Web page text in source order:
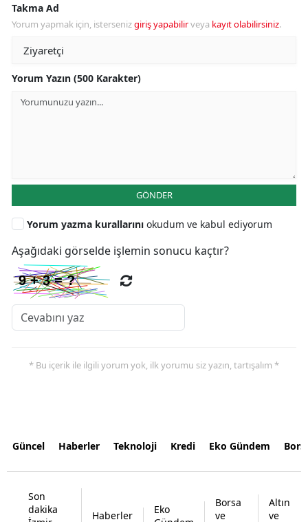
Takma Ad
Yorum yapmak için, istersenizgiriş yapabilirveya kayıt olabilirsiniz.
Yorum Yazın (500 Karakter)
GÖNDER
Yorum yazma kurallarını okudum ve kabul ediyorum
Aşağıdaki görselde işlemin sonucu kaçtır?
* Bu içerik ile ilgili yorum yok, ilk yorumu siz yazın, tartışalım *
Güncel Haberler Teknoloji Kredi Eko Gündem
Son
dakika
Haberler
Eko
Borsa
ve
Altın
ve